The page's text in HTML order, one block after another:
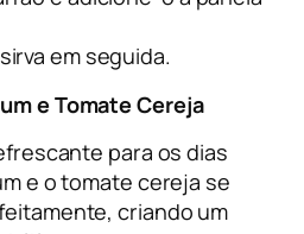
em seguida.
e Tomate Cereja
para os dias
e o tomate cereja se
criando um